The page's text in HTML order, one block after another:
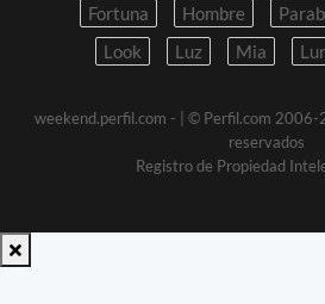
Fortuna
Hombre
Look
Luz Mia
weekend.perfil.com - | © Perfil.com 2006-
reservados
Registro de Propiedad